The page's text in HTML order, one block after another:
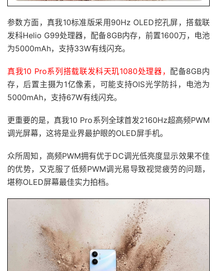
参数方面，真我10标准版采用90Hz OLED挖孔屏，搭载联
发科Helio G99处理器，配备8GB内存，前置1600万，电池
为5000mAh，支持33W有线闪充。
真我10 Pro系列搭载联发科天玑1080处理器， 配备8GB内
存，后置主摄为1亿像素，可能支持OIS光学防抖，电池为
5000mAh，支持67W有线闪充。
更重要的是，真我10 Pro系列全球首发2160Hz超高频PWM
调光屏幕，这将是业界最护眼的OLED屏手机。
众所周知，高频PWM拥有优于DC调光低亮度显示效果不佳
的优势，又克服了低频PWM调光易导致视觉疲劳的问题，
堪称OLED屏幕最佳实力拍档。